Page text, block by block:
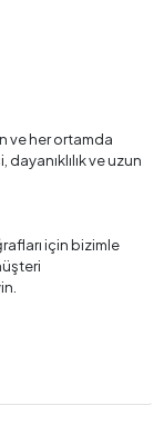
ve her ortamda
ve uzun
için bizimle